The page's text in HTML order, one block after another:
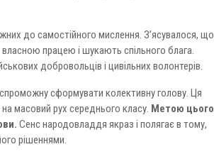
до самостійного мислення. З’ясувалося, що
працею і шукають спільного блага.
добровольців і цивільних волонтерів.
сформувати колективну голову. Ця
на масовий рух середнього класу. Метою цього
Сенс народовладдя якраз і полягає в тому,
рішеннями.